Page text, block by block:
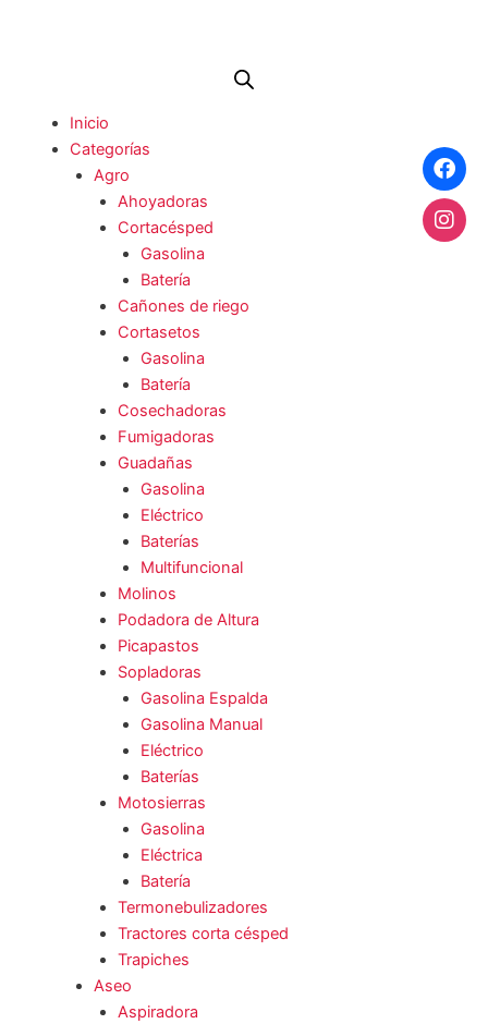
Inicio
Categorías
Agro
Ahoyadoras
Cortacésped
Gasolina
Batería
Cañones de riego
Cortasetos
Gasolina
Batería
Cosechadoras
Fumigadoras
Guadañas
Gasolina
Eléctrico
Baterías
Multifuncional
Molinos
Podadora de Altura
Picapastos
Sopladoras
Gasolina Espalda
Gasolina Manual
Eléctrico
Baterías
Motosierras
Gasolina
Eléctrica
Batería
Termonebulizadores
Tractores corta césped
Trapiches
Aseo
Aspiradora